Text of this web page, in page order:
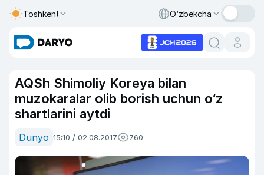
Toshkent O‘zbekcha
AQSh Shimoliy Koreya bilan
muzokaralar olib borish uchun o‘z
shartlarini aytdi
Dunyo 15:10 / 02.08.2017 760